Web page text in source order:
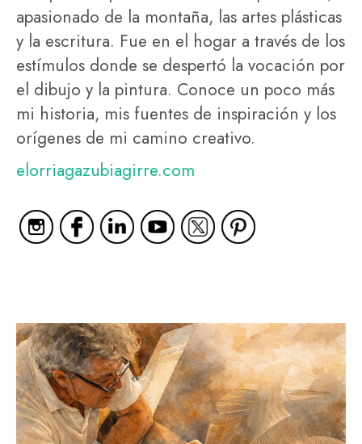
apasionado de la montaña, las artes plásticas
y la escritura. Fue en el hogar a través de los
estímulos donde se despertó la vocación por
el dibujo y la pintura. Conoce un poco más
mi historia, mis fuentes de inspiración y los
orígenes de mi camino creativo.
elorriagazubiagirre.com